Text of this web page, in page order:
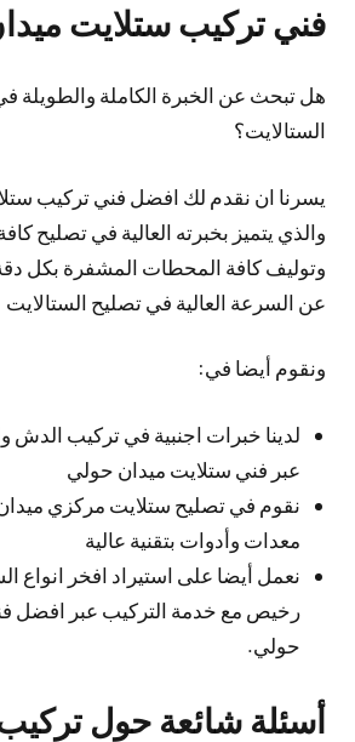
فني تركيب ستلايت
هل تبحث عن الخبرة الكاملة والطويلة
الستالايت؟
يسرنا ان نقدم لك افضل فني تركيب
والذي يتميز بخبرته العالية في تصليح
وتوليف كافة المحطات المشفرة بكل دقة
عن السرعة العالية في تصليح الستالايت
ونقوم أيضا في:
لدينا خبرات اجنبية في تركيب الدش
عبر فني ستلايت ميدان حولي
نقوم في تصليح ستلايت مركزي
معدات وأدوات بتقنية عالية
نعمل أيضا على استيراد افخر انواع
رخيص مع خدمة التركيب عبر افضل
حولي.
أسئلة شائعة حول